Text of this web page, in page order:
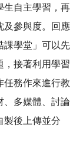
生自主學習，再
及參與度。回應
課學堂」可以先
，接著利用學習
任務作來進行教
、多媒體、討論
製後上傳並分